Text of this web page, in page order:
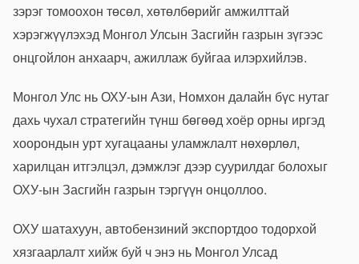
зэрэг томоохон төсөл, хөтөлбөрийг амжилттай
хэрэгжүүлэхэд Монгол Улсын Засгийн газрын зүгээс
онцгойлон анхаарч, ажиллаж буйгаа илэрхийлэв.
Монгол Улс нь ОХУ-ын Ази, Номхон далайн бүс нутаг
дахь чухал стратегийн түнш бөгөөд хоёр орны иргэд
хоорондын урт хугацааны уламжлалт нөхөрлөл,
харилцан итгэлцэл, дэмжлэг дээр суурилдаг болохыг
ОХУ-ын Засгийн газрын тэргүүн онцоллоо.
ОХУ шатахуун, автобензиний экспортдоо тодорхой
хязгаарлалт хийж буй ч энэ нь Монгол Улсад